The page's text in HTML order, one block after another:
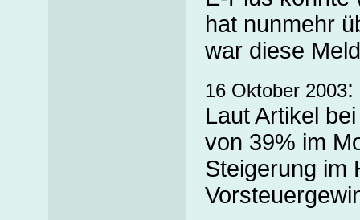
hat nunmehr
war diese
16 Oktober 2003:
Laut Artikel
von 39% im
Steigerung im